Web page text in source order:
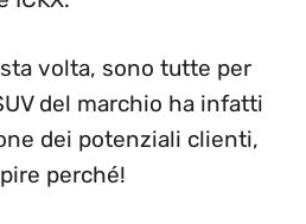
volta, sono tutte per
del marchio ha infatti
dei potenziali clienti,
perché!